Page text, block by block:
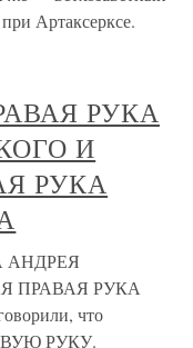
Артаксерксе.
РУКА
И
РУКА
АНДРЕЯ
ПРАВАЯ РУКА
что
РУКУ.